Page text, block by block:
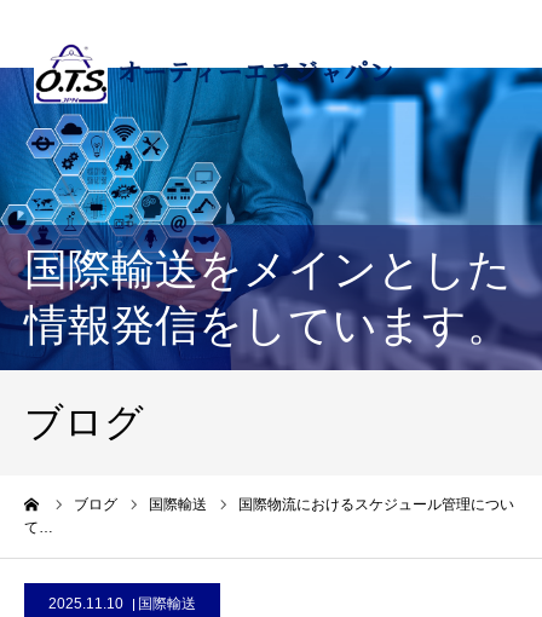
国際輸送をメインとした
情報発信をしています。
ブログ
ブログ 国際輸送
国際物流におけるスケジュール管理につい
て…
2025.11.10 国際輸送